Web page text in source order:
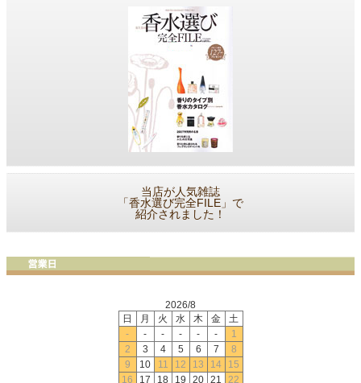
当店が人気雑誌
「香水選び完全FILE」で
紹介されました！
2026/8
日
月 火 水 木 金
土
-
- - - - -
1
2
3 4 5 6 7
8
9
10 11 12 13 14
15
16
17 18 19 20 21 22